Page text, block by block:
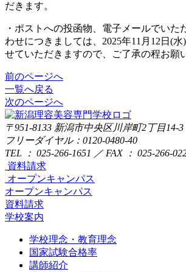
だきます。
・ポストへの投函物、電子メールでいた
わせにつきましては、2025年11月12日(
せていただきますので、ご了承の程お願
前のページへ
一覧へ戻る
次のページへ
〒951-8133 新潟市中央区川岸町2丁目14-3
フリーダイヤル：0120-0480-40
TEL ： 025-266-1651 ／ FAX ： 025-266-
資料請求
オープンキャンパス
オープンキャンパス
資料請求
学校案内
学校理念・教育理念
国家試験合格率
講師紹介